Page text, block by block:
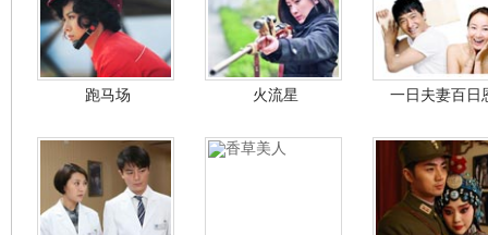
跑马场 火流星 一日夫妻百日